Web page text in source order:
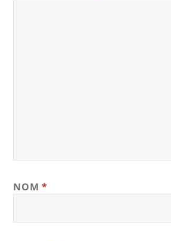
NOM *